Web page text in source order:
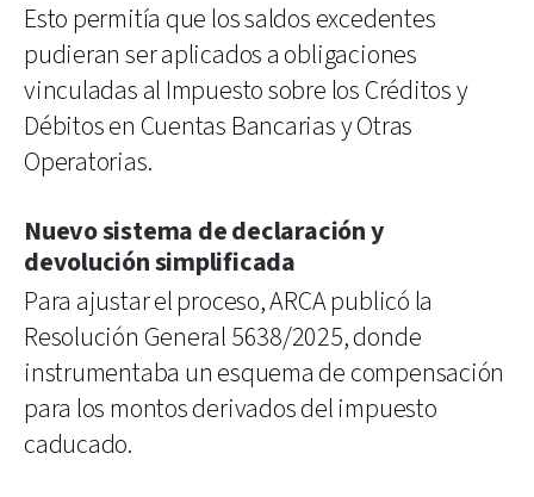
Esto permitía que los saldos excedentes
pudieran ser aplicados a obligaciones
vinculadas al Impuesto sobre los Créditos y
Débitos en Cuentas Bancarias y Otras
Operatorias.
Nuevo sistema de declaración y
devolución simplificada
Para ajustar el proceso, ARCA publicó la
Resolución General 5638/2025, donde
instrumentaba un esquema de compensación
para los montos derivados del impuesto
caducado.